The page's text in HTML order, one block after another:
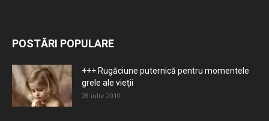
POSTĂRI POPULARE
+++ Rugăciune puternică pentru momentele
grele ale vieţii
28 iulie 2010